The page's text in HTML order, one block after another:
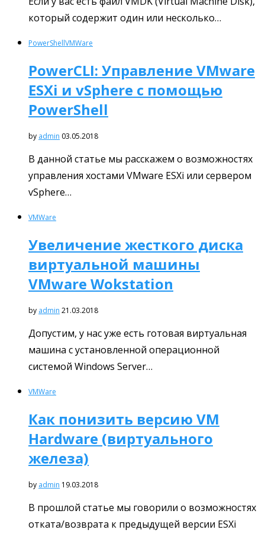
который содержит один или несколько…
PowerShellVMWare
PowerCLI: Управление VMware
ESXi и vSphere с помощью
PowerShell
by admin 03.05.2018
В данной статье мы расскажем о возможностях
управления хостами VMware ESXi или сервером
vSphere…
VMWare
Увеличение жесткого диска
виртуальной машины
VMware Wokstation
by admin 21.03.2018
Допустим, у нас уже есть готовая виртуальная
машина с установленной операционной
системой Windows Server…
VMWare
Как понизить версию VM
Hardware (виртуального
железа)
by admin 19.03.2018
В прошлой статье мы говорили о возможностях
отката/возврата к предыдущей версии ESXi